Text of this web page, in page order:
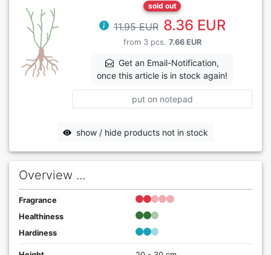
sold out
11.95 EUR 8.36 EUR
from 3 pcs. 7.66 EUR
Get an Email-Notification,
once this article is in stock again!
put on notepad
show / hide products not in stock
Overview ...
Fragrance
Healthiness
Hardiness